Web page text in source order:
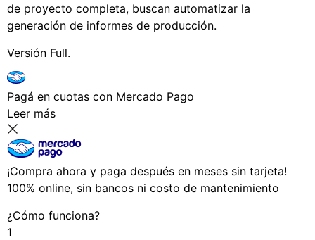
de proyecto completa, buscan automatizar la
generación de informes de producción.
Versión Full.
Pagá en cuotas con Mercado Pago
Leer más
¡Compra ahora y paga después en meses sin tarjeta!
100% online, sin bancos ni costo de mantenimiento
¿Cómo funciona?
1